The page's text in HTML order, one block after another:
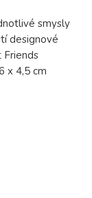
smysly
designové
Friends
x 4,5 cm